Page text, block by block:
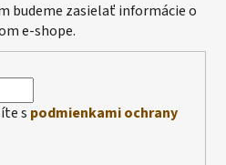
budeme zasielať informácie o
e-shope.
s podmienkami ochrany